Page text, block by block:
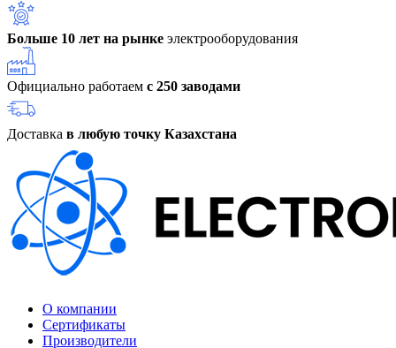
Больше 10 лет на рынке электрооборудования
Официально работаем с 250 заводами
Доставка в любую точку Казахстана
О компании
Сертификаты
Производители